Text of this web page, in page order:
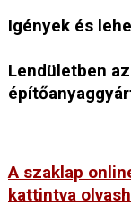
Igények és
Lendületben
A szaklap
kattintva